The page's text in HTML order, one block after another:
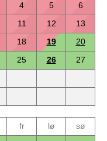
4 5
6
11 12
13
18 19
20
25 26
27
fr lø
sø